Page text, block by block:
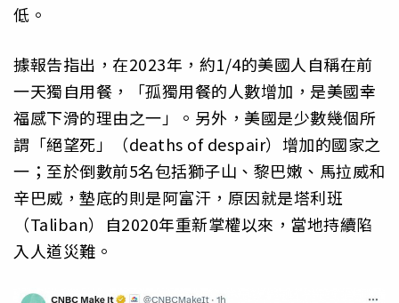
低。
據報告指出，在2023年，約1/4的美國人自稱在前
一天獨自用餐，「孤獨用餐的人數增加，是美國幸
福感下滑的理由之一」。另外，美國是少數幾個所
謂「絕望死」（deaths of despair）增加的國家之
一；至於倒數前5名包括獅子山、黎巴嫩、馬拉威和
辛巴威，墊底的則是阿富汗，原因就是塔利班
（Taliban）自2020年重新掌權以來，當地持續陷
入人道災難。